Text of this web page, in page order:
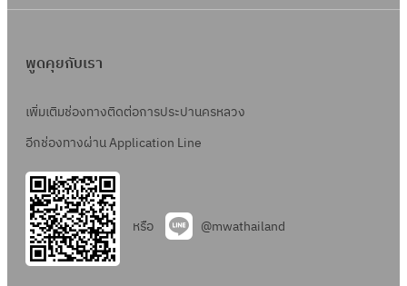
พูดคุยกับเรา
เพิ่มเติมช่องทางติดต่อการประปานครหลวง
อีกช่องทางผ่าน Application Line
หรือ @mwathailand